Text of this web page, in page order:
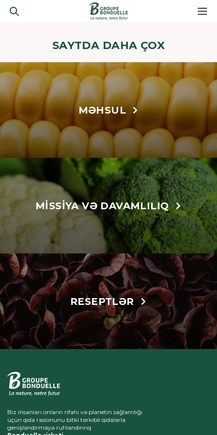
SAYTDA DAHA ÇOX
MƏHSUL
MISSIYA VƏ DAVAMLILIQ
RESEPTLƏR
Biz insanları onların rifahı və planetin sağlamlığı
üçün qida rasionunu bitki tərkibli qidalarla
genişləndirməyə ruhlandırırıq